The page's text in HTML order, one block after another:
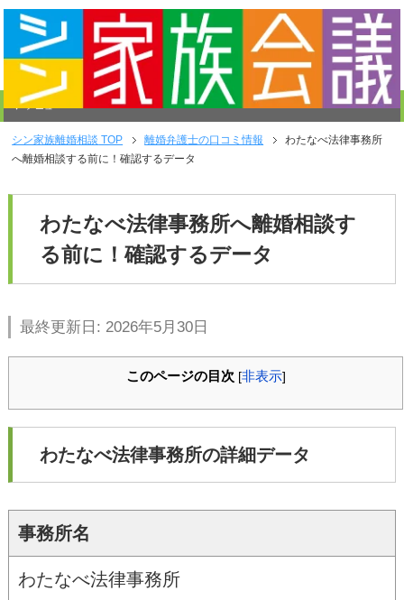
メニュー
シン家族離婚相談 TOP 離婚弁護士の口コミ情報
わたなべ法律事務所
へ離婚相談する前に！確認するデータ
わたなべ法律事務所へ離婚相談す
る前に！確認するデータ
最終更新日: 2026年5月30日
このページの目次 [非表示]
わたなべ法律事務所の詳細データ
事務所名
わたなべ法律事務所